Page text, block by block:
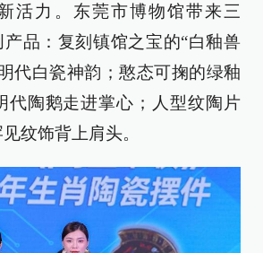
活力。东莞市博物馆带来三
产品：复刻镇馆之宝的“白釉兽
代白瓷神韵；憨态可掬的绿釉
代陶鹅走进掌心；人型纹陶片
纹饰背上肩头。